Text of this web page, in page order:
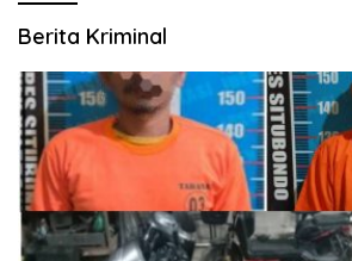
Berita Kriminal